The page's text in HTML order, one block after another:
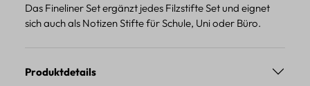
Das Fineliner Set ergänzt jedes Filzstifte Set und eignet
sich auch als Notizen Stifte für Schule, Uni oder Büro.
Produktdetails